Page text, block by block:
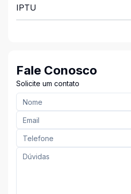
IPTU
Fale Conosco
Solicite um contato